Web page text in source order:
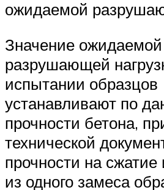
ожидаемой
Значение ожидаемой
разрушающей
испытании образцов
устанавливают по
прочности бетона,
технической
прочности на сжатие
из одного замеса